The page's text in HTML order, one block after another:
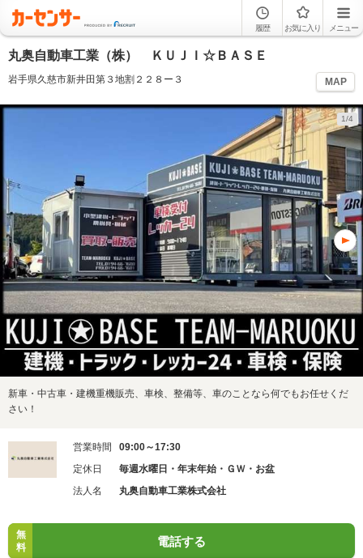
履歴 お気に入り メニュー
丸奥自動車工業（株） ＫＵＪＩ☆ＢＡＳＥ
岩手県久慈市新井田第３地割２２８ー３ MAP
1/4
新車・中古車・建機重機販売、車検、整備等、車のことなら何でもお任せくだ
さい！
営業時間
09:00～17:30
定休日
毎週水曜日・年末年始・ＧＷ・お盆
法人名
丸奥自動車工業株式会社
無
料
電話する